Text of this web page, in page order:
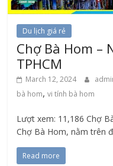
Du lịch giá rẻ
Chợ Bà Hom –
TPHCM
March 12, 2024
bà hom,vi tính bà hom
Lượt xem: 11,186 Chợ
Chợ Bà Hom, nằm trên
Read more